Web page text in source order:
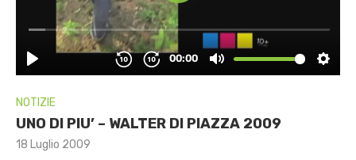
NOTIZIE
UNO DI PIU’ – WALTER DI PIAZZA 2009
18 Luglio 2009